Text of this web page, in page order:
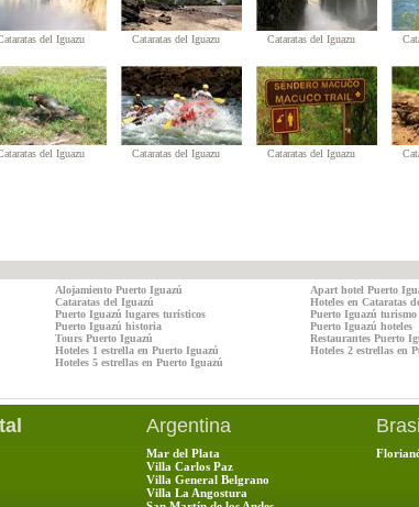
del Iguazu Cataratas del Iguazu Cataratas del Iguazu
del Iguazu Cataratas del Iguazu Cataratas del Iguazu
Alojamiento Puerto Iguazú Apart hotel Puerto
Cataratas del Iguazú Hoteles en Cataratas
Puerto Iguazú lugares turísticos Puerto Iguazú turismo
Puerto Iguazú historia Puerto Iguazú hoteles
Tours Puerto Iguazú Restaurantes Puerto
Hoteles 1 estrella en Puerto Iguazú Hoteles 2 estrellas en
Hoteles 5 estrellas en Puerto Iguazú
Argentina
Mar del Plata
Villa Carlos Paz
Villa General Belgrano
Villa La Angostura